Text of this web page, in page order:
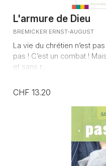
L'armure de Dieu
BREMICKER ERNST-AUGUST
La vie du chrétien n’est
pas ! C’est un combat !
et sans r...
CHF 13.20